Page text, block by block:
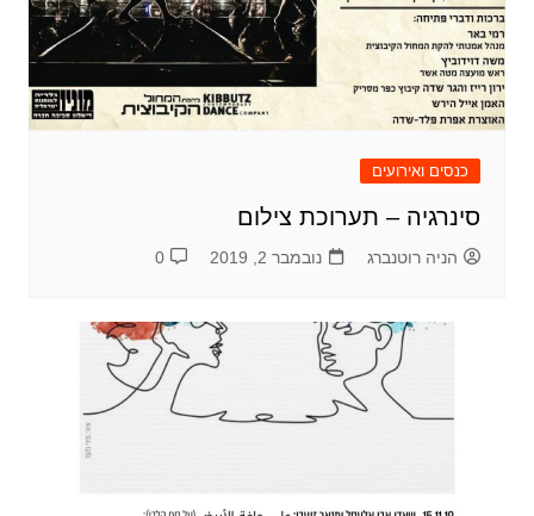
כנסים ואירועים
סינרגיה – תערוכת צילום
הניה רוטנברג נובמבר 2, 2019 0